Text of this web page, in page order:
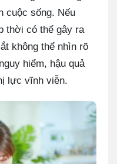
cuộc sống. Nếu
thời có thể gây ra
không thể nhìn rõ
hiểm, hậu quả
lực vĩnh viễn.